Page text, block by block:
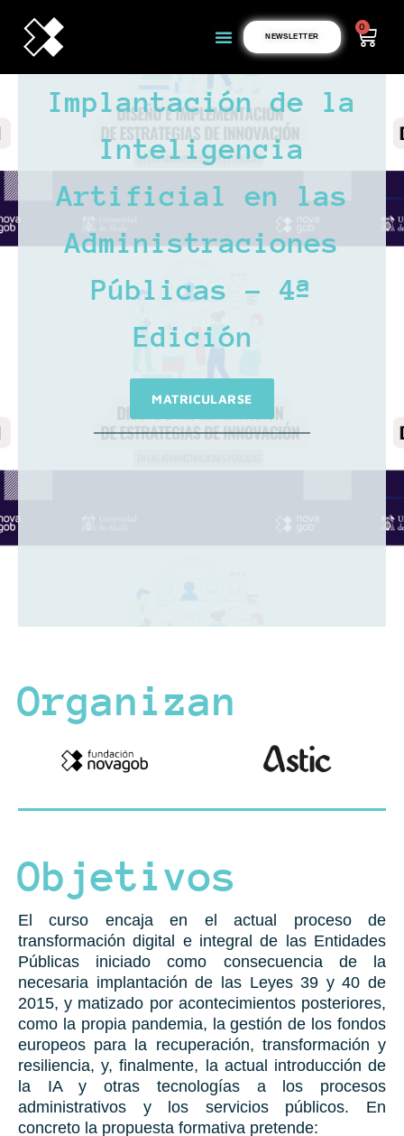
NEWSLETTER
0
Implantación de la
Inteligencia
Artificial en las
Administraciones
Públicas – 4ª
Edición
MATRICULARSE
Organizan
Objetivos
El curso encaja en el actual proceso de
transformación digital e integral de las Entidades
Públicas iniciado como consecuencia de la
necesaria implantación de las Leyes 39 y 40 de
2015, y matizado por acontecimientos posteriores,
como la propia pandemia, la gestión de los fondos
europeos para la recuperación, transformación y
resiliencia, y, finalmente, la actual introducción de
la IA y otras tecnologías a los procesos
administrativos y los servicios públicos.
En
concreto la propuesta formativa pretende: